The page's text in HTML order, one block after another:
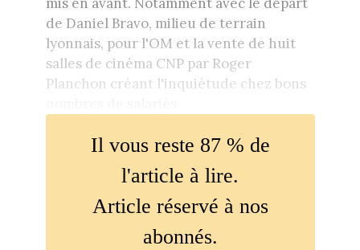
de Daniel Bravo, milieu de terrain
lyonnais, pour l'OM et la vente de huit
salles de cinéma CNP par Roger
Planchon créant l'inquiétude chez bons
Il vous reste 87 % de
l'article à lire.
Article réservé à nos
abonnés.